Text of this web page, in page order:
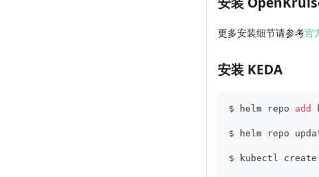
更多安装细节请参考官
安装 KEDA
$ helm repo add
$ helm repo
$ kubectl create